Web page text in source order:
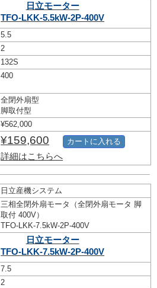
日立モーター
TFO-LKK-5.5kW-2P-400V
5.5
2
132S
400
全閉外扇型
脚取付型
¥562,000
¥159,600
詳細はこちらへ
カートに入れる
日立産機システム
三相全閉外扇モータ（全閉外扇モータ 脚
取付 400V）
TFO-LKK-7.5kW-2P-400V
日立モーター
TFO-LKK-7.5kW-2P-400V
7.5
2